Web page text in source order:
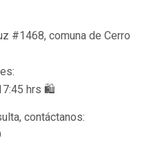
#1468, comuna de Cerro
hrs 🛍️
contáctanos: